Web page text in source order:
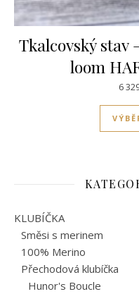
Tkalcovský stav
loom
6
KLUBÍČKA
Směsi s merinem
100% Merino
Přechodová klubíčka
Hunor's Boucle